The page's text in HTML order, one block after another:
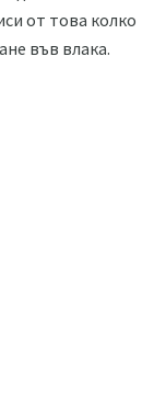
от това колко
във влака.